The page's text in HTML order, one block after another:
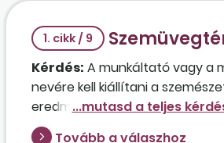
1. cikk / 9
Kérdés: A munkáltató vagy a
nevére kell kiállítani a
eredményeként
biztosító szemüveglencse és
Tovább a válaszhoz